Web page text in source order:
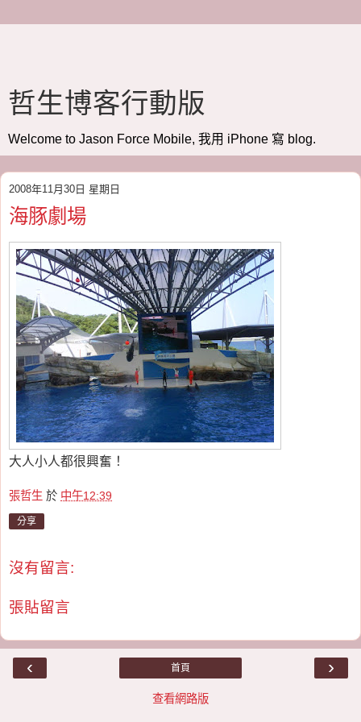
哲生博客行動版
Welcome to Jason Force Mobile, 我用 iPhone 寫 blog.
2008年11月30日 星期日
海豚劇場
大人小人都很興奮！
張哲生 於 中午12:39
分享
沒有留言:
張貼留言
‹ ›
首頁
查看網路版